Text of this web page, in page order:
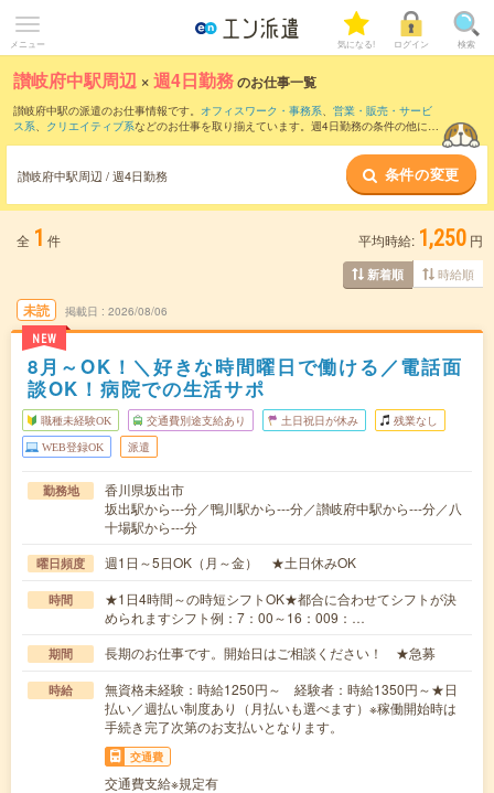
メニュー 気になる! ログイン 検索
讃岐府中駅周辺 ×週4日勤務のお仕事一覧
讃岐府中駅の派遣のお仕事情報です。 オフィスワーク・事務系、 営業・販売・サービ
ス系、 クリエイティブ系などのお仕事を取り揃えています。週4日勤務の条件の他に、
讃岐府中駅周辺 / 週4日勤務 条件の変更
全 1 件 平均時給: 1,250 円
新着順 時給順
未読
NEW
掲載日 2026/08/06
8月～OK！＼好きな時間曜日で働ける／電話面
談OK！病院での生活サポ
職種未経験OK 交通費別途支給あり 土日祝日が休み 残業なし
WEB登録OK 派遣
勤務地
香川県坂出市
坂出駅から---分／鴨川駅から---分／讃岐府中駅から---分／八
十場駅から---分
曜日頻度 週1日～5日OK（月～金） ★土日休みOK
時間
★1日4時間～の時短シフトOK★都合に合わせてシフトが決
められますシフト例：7：00～16：009：…
期間 長期のお仕事です。開始日はご相談ください！ ★急募
時給
無資格未経験：時給1250円～ 経験者：時給1350円～★日
払い／週払い制度あり（月払いも選べます）※稼働開始時は
手続き完了次第のお支払いとなります。
交通費
交通費支給※規定有